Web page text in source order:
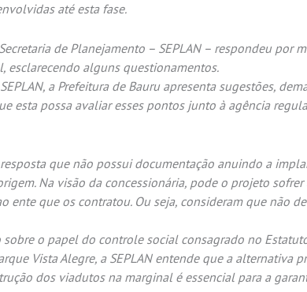
até esta fase.
de Planejamento – SEPLAN – respondeu por
esclarecendo alguns questionamentos.
a Prefeitura de Bauru apresenta sugestões,
esta possa avaliar esses pontos junto à agência
resposta que não possui documentação anuindo a
Na visão da concessionária, pode o projeto
ente que os contratou. Ou seja, consideram que não
o papel do controle social consagrado no
Vista Alegre, a SEPLAN entende que a alternativa
dos viadutos na marginal é essencial para a